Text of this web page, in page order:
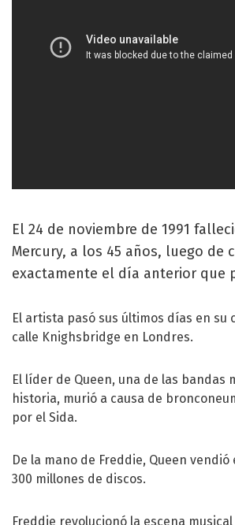
El 24 de noviembre de 1991
Mercury, a los 45 años, luego de
exactamente el día anterior que
El artista pasó sus últimos días en su
calle Knighsbridge en Londres.
El líder de Queen, una de las bandas
historia, murió a causa de
por el Sida.
De la mano de Freddie, Queen
300 millones de discos.
Freddie revolucionó la escena